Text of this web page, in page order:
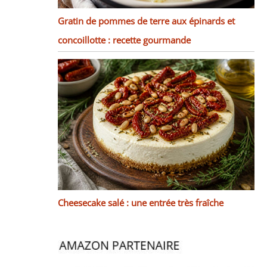
Gratin de pommes de terre aux épinards et
concoillotte : recette gourmande
Cheesecake salé : une entrée très fraîche